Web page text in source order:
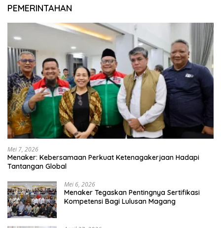
PEMERINTAHAN
Mei 7, 2026
Menaker: Kebersamaan Perkuat Ketenagakerjaan Hadapi
Tantangan Global
Mei 6, 2026
Menaker Tegaskan Pentingnya Sertifikasi
Kompetensi Bagi Lulusan Magang